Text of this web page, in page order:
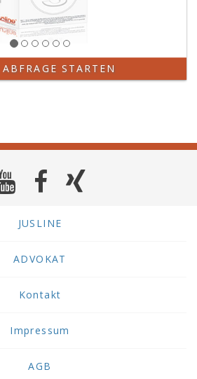
STARTEN
JUSLINE
ADVOKAT
Kontakt
Impressum
AGB